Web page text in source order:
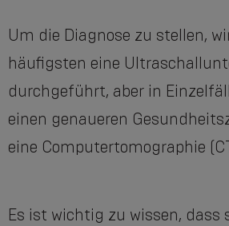
Um die Diagnose zu stellen,
häufigsten eine
durchgeführt, aber in
einen genaueren
eine Computertomographie
Es ist wichtig zu wissen, dass